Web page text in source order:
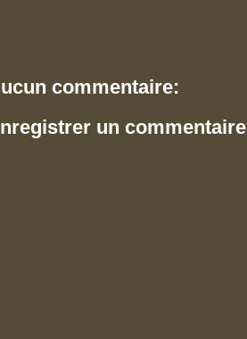
commentaire:
un commentaire